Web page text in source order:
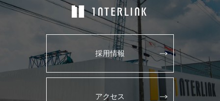
採用情報
アクセス